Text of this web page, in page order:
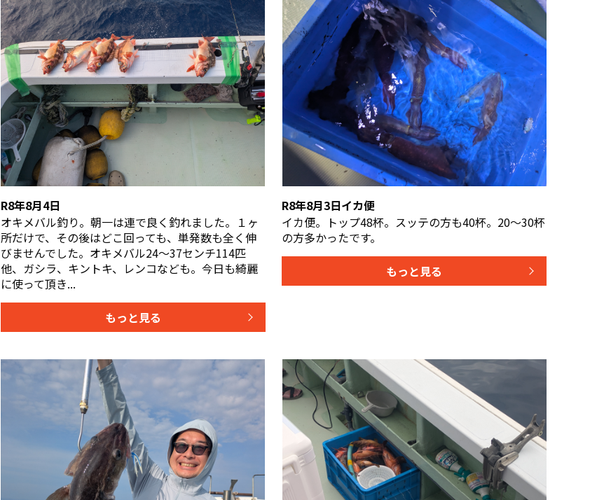
R8年8月4日
オキメバル釣り。朝一は連で良く釣れました。１ヶ
所だけで、その後はどこ回っても、単発数も全く伸
びませんでした。オキメバル24〜37センチ114匹
他、ガシラ、キントキ、レンコなども。今日も綺麗
に使って頂き...
もっと見る
R8年8月3日イカ便
イカ便。トップ48杯。スッテの方も40杯。20〜30杯
の方多かったです。
もっと見る